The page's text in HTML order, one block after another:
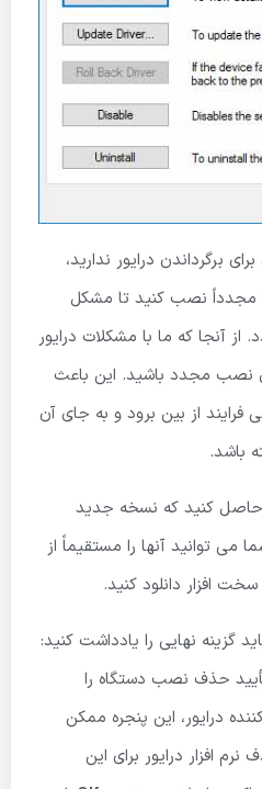
برگرداندن درایور ندارید،
یا مجدداً نصب کنید تا مشکل
برطرف گردد. از آنجا که ما با مشکلات درایور
نصب مجدد باشید. این باعث
از بین برود و به جای آن
باشد.
حاصل کنید که نسخه جدید
می توانید آنها را مستقیماً از
افزار دانلود کنید.
گزینه نهایی را یادداشت کنید:
تأیید حذف نصب دستگاه را
درایور، این پنجره ممکن
افزار درایور برای این